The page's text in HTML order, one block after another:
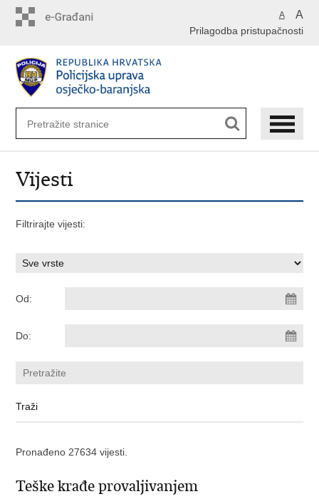
A A
Prilagodba pristupačnosti
Vijesti
Filtrirajte vijesti:
Od:
Do:
Pronađeno 27634 vijesti.
Teške krađe provaljivanjem